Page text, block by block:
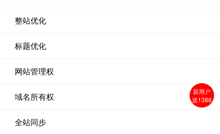
整站优化
标题优化
网站管理权
域名所有权
全站同步
新用户
送1388